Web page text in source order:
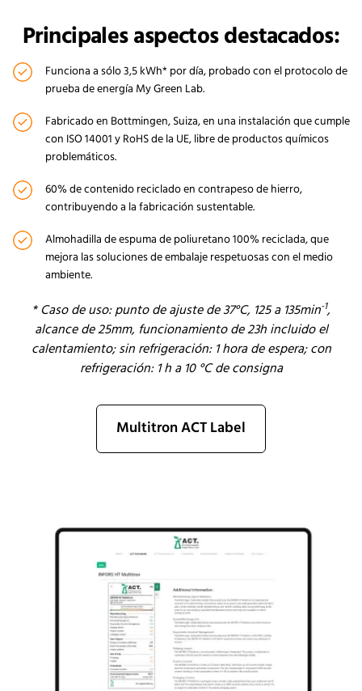
Principales aspectos destacados:
Funciona a sólo 3,5 kWh* por día, probado con el protocolo de
prueba de energía My Green Lab.
Fabricado en Bottmingen, Suiza, en una instalación que cumple
con ISO 14001 y RoHS de la UE, libre de productos químicos
problemáticos.
60% de contenido reciclado en contrapeso de hierro,
contribuyendo a la fabricación sustentable.
Almohadilla de espuma de poliuretano 100% reciclada, que
mejora las soluciones de embalaje respetuosas con el medio
ambiente.
*Caso de uso: punto de ajuste de 37°C, 125 a 135min-1,
alcance de 25mm, funcionamiento de 23h incluido el
calentamiento; sin refrigeración: 1 hora de espera; con
refrigeración: 1 h a 10 °C de consigna
Multitron ACT Label